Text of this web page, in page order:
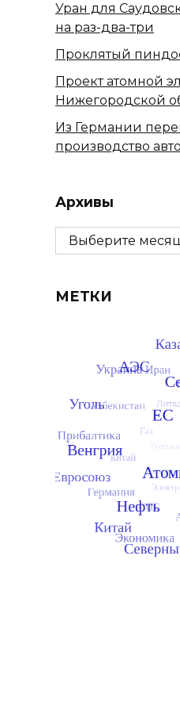
Уран для
на раз-два-три
Проклятый
Проект атомной
Нижегородской
Из Германии
производство
Архивы
Архивы
МЕТКИ